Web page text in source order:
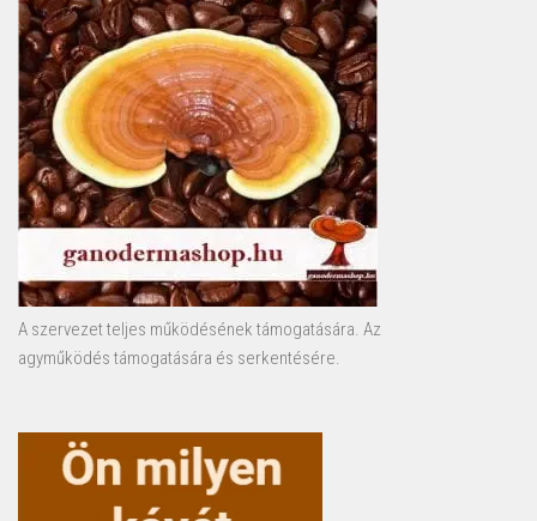
A szervezet teljes működésének támogatására. Az
agyműködés támogatására és serkentésére.